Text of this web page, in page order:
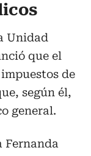
Unidad
que el
de
según él,
general.
Fernanda